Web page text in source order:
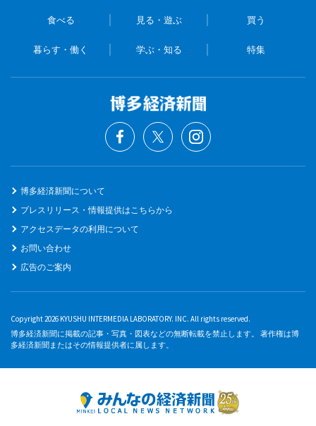
食べる 見る・遊ぶ 買う
暮らす・働く 学ぶ・知る 特集
博多経済新聞について
プレスリリース・情報提供はこちらから
アクセスデータの利用について
お問い合わせ
広告のご案内
Copyright 2026 KYUSHU INTERMEDIA LABORATORY. INC. All rights reserved.
博多経済新聞に掲載の記事・写真・図表などの無断転載を禁止します。 著作権は博
多経済新聞またはその情報提供者に属します。